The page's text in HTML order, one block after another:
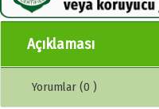
Açıklaması
Yorumlar (0 )